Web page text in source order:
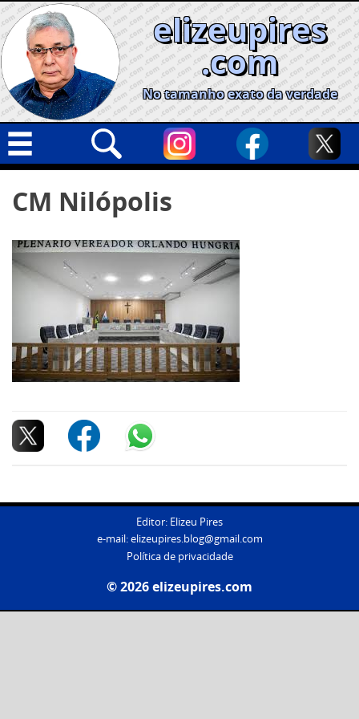
Skip
to
content
elizeupires
.com
No tamanho exato da verdade
Geral
Cidades
Política
Opinião
Informe especial
por:
CM Nilópolis
Editor: Elizeu Pires
e-mail:elizeupires.blog@gmail.com
Política de privacidade
© 2026 elizeupires.com